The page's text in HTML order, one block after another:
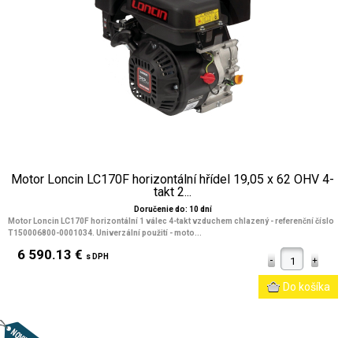
Motor Loncin LC170F horizontální hřídel 19,05 x 62 OHV 4-
takt 2...
Doručenie do: 10 dní
Motor Loncin LC170F horizontální 1 válec 4-takt vzduchem chlazený - referenční číslo
T150006800-0001034. Univerzální použití - moto...
6 590.13 € s DPH